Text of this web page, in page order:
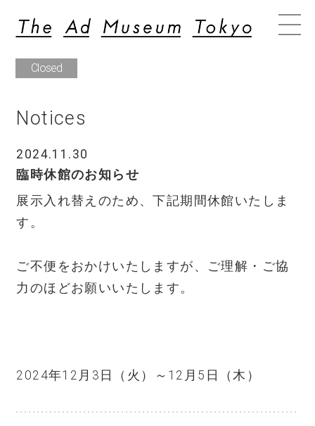
Closed
Notices
2024.11.30
臨時休館のお知らせ
展示入れ替えのため、下記期間休館いたしま
す。
ご不便をおかけいたしますが、ご理解・ご協
力のほどお願いいたします。
2024年12月3日（火）～12月5日（木）